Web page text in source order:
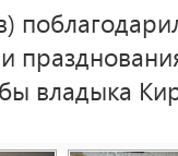
владыка